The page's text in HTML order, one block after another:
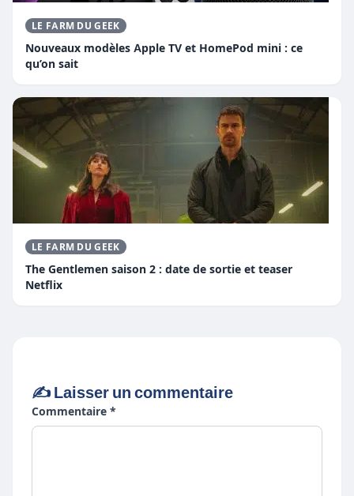
LE FARM DU GEEK
Nouveaux modèles Apple TV et HomePod mini : ce
qu’on sait
LE FARM DU GEEK
The Gentlemen saison 2 : date de sortie et teaser
Netflix
✍️ Laisser un commentaire
Commentaire *